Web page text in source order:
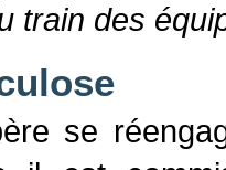
train des
se